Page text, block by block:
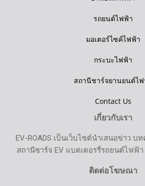
รถยนต์ไฟฟ้า
มอเตอร์ไซค์ไฟฟ้า
กระบะไฟฟ้า
สถานีชาร์จยานยนต์ไ
Contact Us
เกี่ยวกับเรา
EV-ROADS เป็นเว็บไซต์นำเสนอข่าว
สถานีชาร์จ EV แบตเตอรรี่รถยนต์ไฟฟ้
ติดต่อโฆษณา